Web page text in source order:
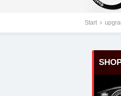
Start